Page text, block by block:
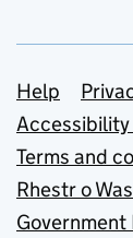
Help
Terms and
Rhestr o